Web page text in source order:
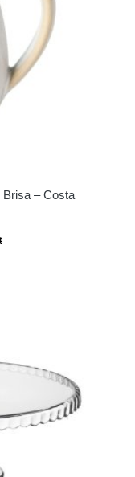
Brisa – Costa